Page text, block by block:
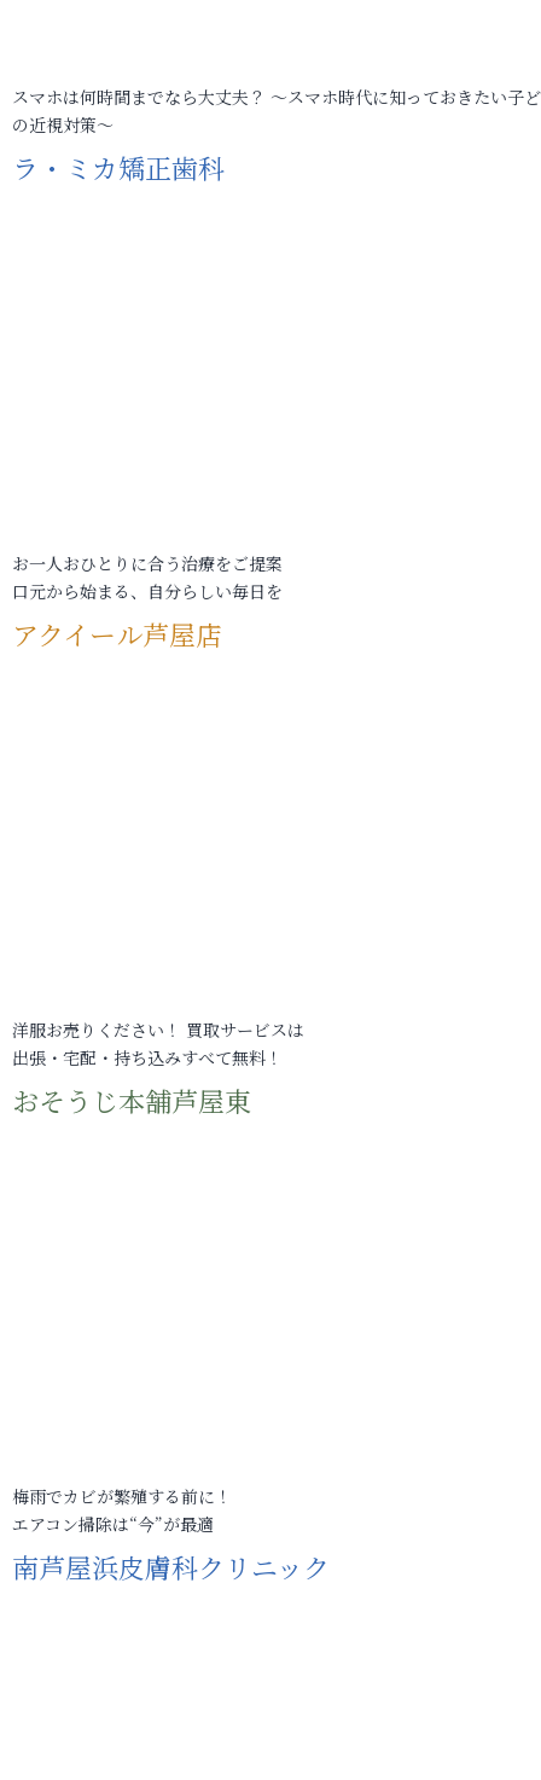
スマホは何時間までなら大丈夫？ ～スマホ時代に知っておきたい子
の近視対策～
ラ・ミカ矯正歯科
お一人おひとりに合う治療をご提案
口元から始まる、自分らしい毎日を
アクイール芦屋店
洋服お売りください！ 買取サービスは
出張・宅配・持ち込みすべて無料！
おそうじ本舗芦屋東
梅雨でカビが繁殖する前に！
エアコン掃除は“今”が最適
南芦屋浜皮膚科クリニック